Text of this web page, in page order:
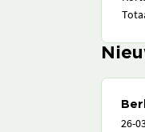
26-